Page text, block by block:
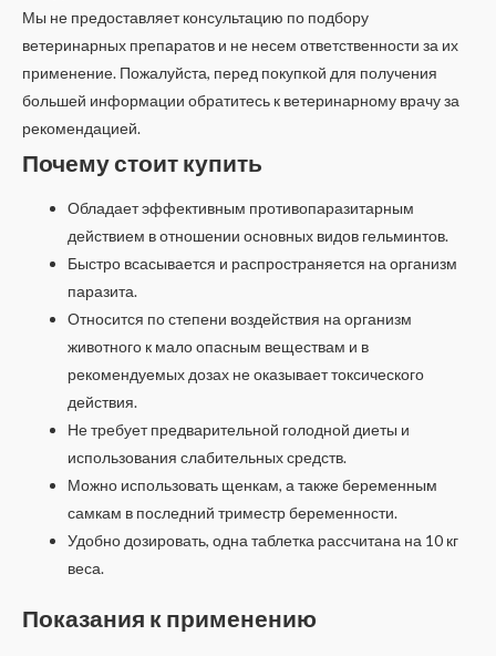
Мы не предоставляет консультацию по подбору
ветеринарных препаратов и не несем ответственности за их
применение. Пожалуйста, перед покупкой для получения
большей информации обратитесь к ветеринарному врачу за
рекомендацией.
Почему стоит купить
Обладает эффективным противопаразитарным
действием в отношении основных видов гельминтов.
Быстро всасывается и распространяется на организм
паразита.
Относится по степени воздействия на организм
животного к мало опасным веществам и в
рекомендуемых дозах не оказывает токсического
действия.
Не требует предварительной голодной диеты и
использования слабительных средств.
Можно использовать щенкам, а также беременным
самкам в последний триместр беременности.
Удобно дозировать, одна таблетка рассчитана на 10 кг
веса.
Показания к применению